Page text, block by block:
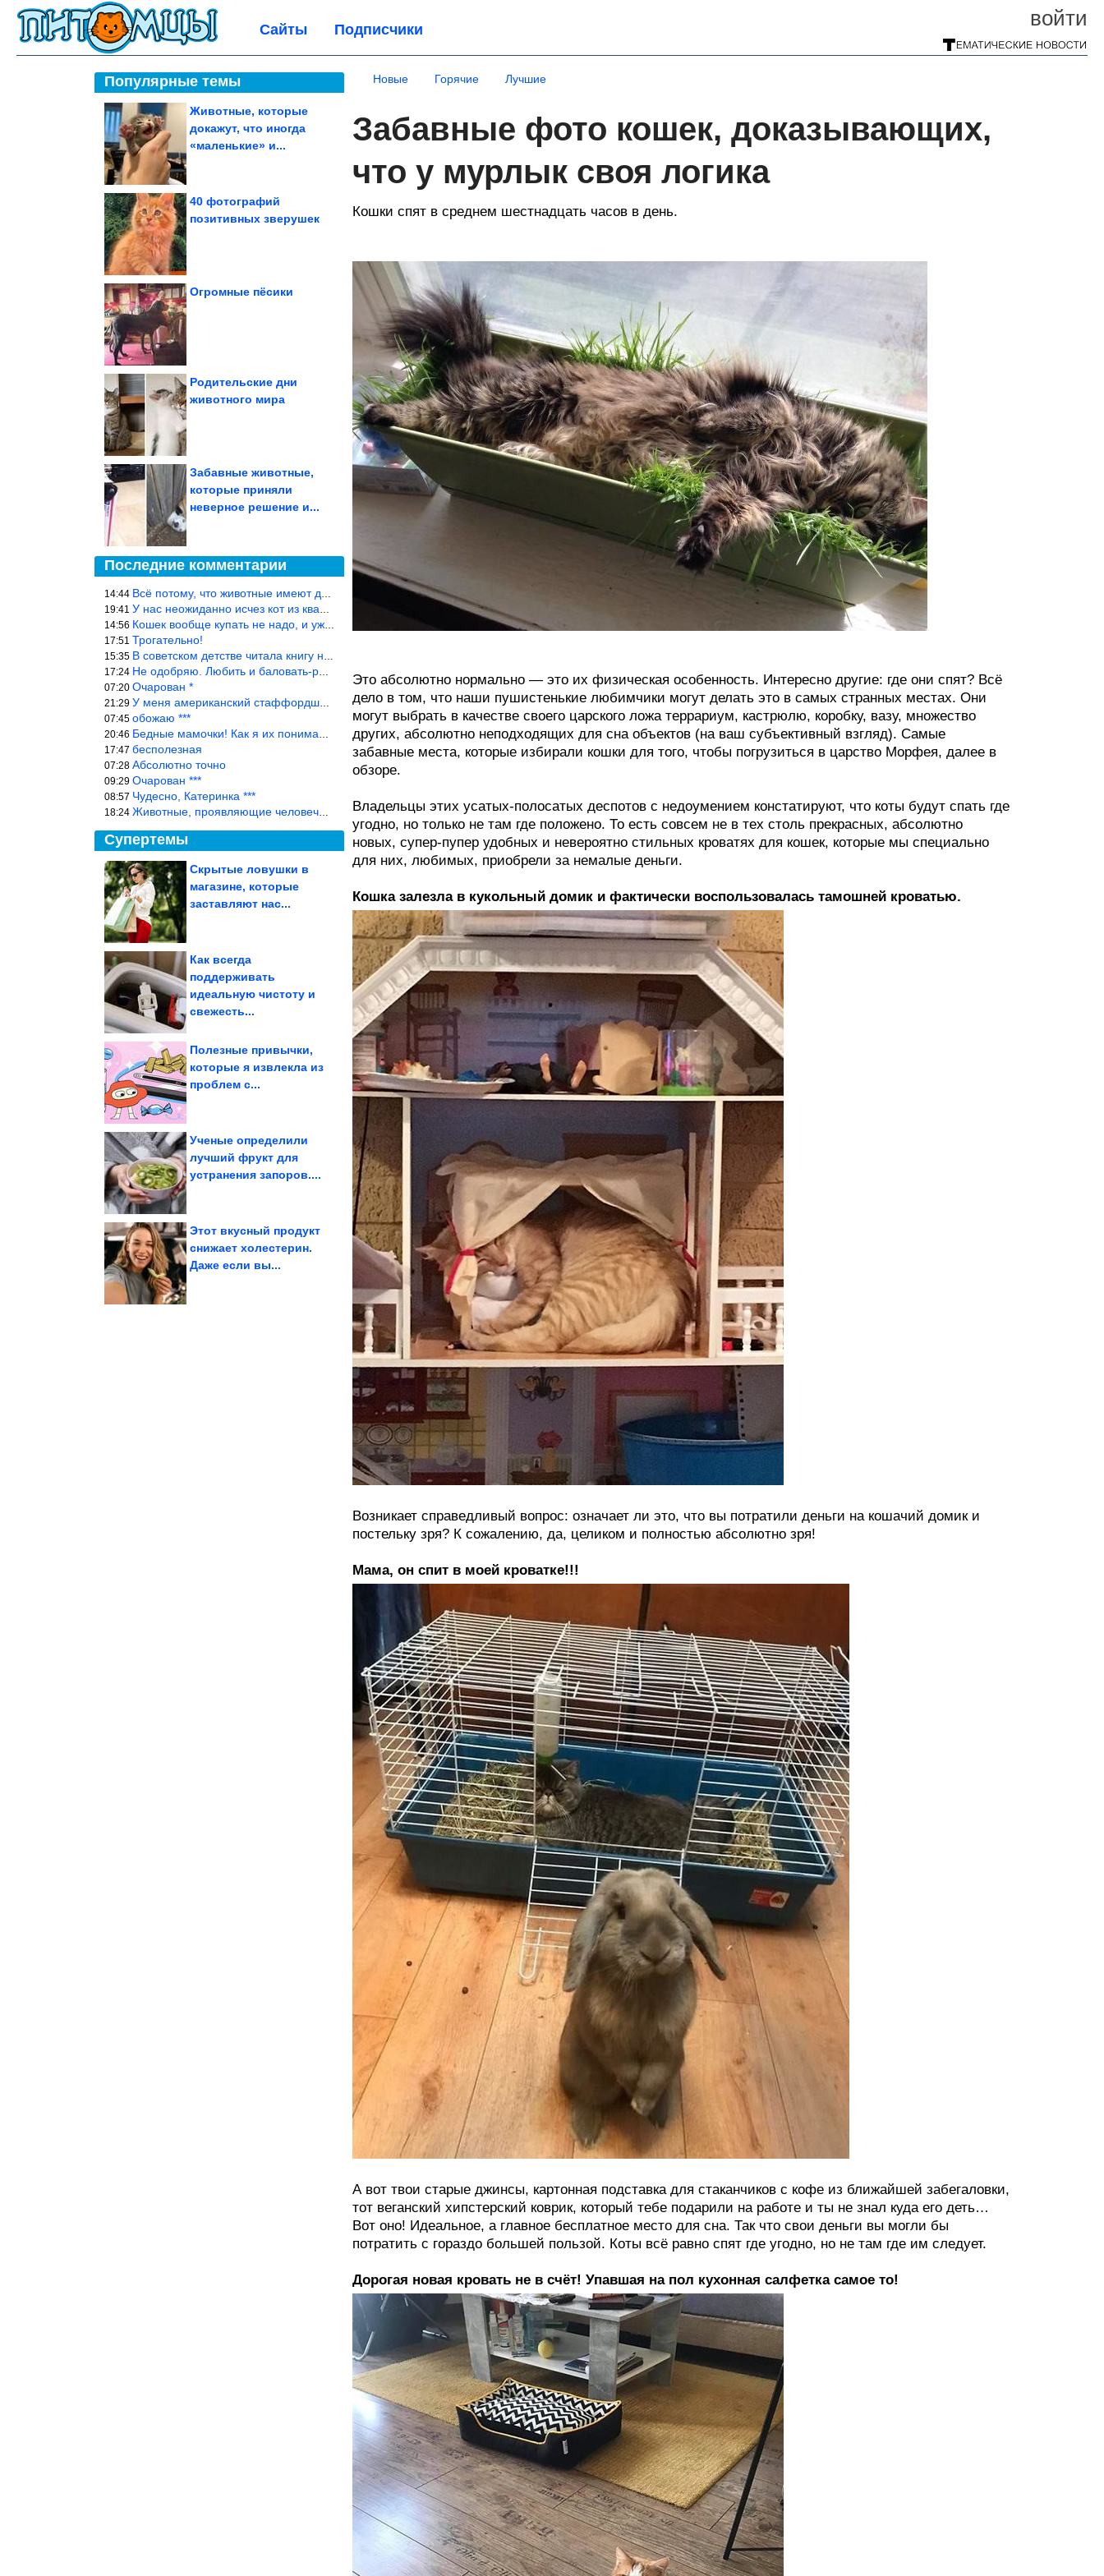
войти
Сайты Подписчики
Популярные темы
Животные, которые
докажут, что иногда
«маленькие» и...
40 фотографий
позитивных зверушек
Огромные пёсики
Родительские дни
животного мира
Забавные животные,
которые приняли
неверное решение и...
Последние комментарии
14:44 Всё потому, что животные имеют доступ к кухне. Всю жизнь живу с
19:41 У нас неожиданно исчез кот из квартиры, мы с мужем искали повсюд
14:56 Кошек вообще купать не надо, и уж тем более, еженедельно, как лю
17:51 Трогательно!
15:35 В советском детстве читала книгу не то «Серая сова», не то ещё к
17:24 Не одобряю. Любить и баловать-разные вещи. Хоть детей, хоть коше
07:20 Очарован *
21:29 У меня американский стаффордширский терьер, ей 4,5 года, но ни р
07:45 обожаю ***
20:46 Бедные мамочки! Как я их понимаю…
17:47 бесполезная
07:28 Абсолютно точно
09:29 Очарован ***
08:57 Чудесно, Катеринка ***
18:24 Животные, проявляющие человеческие чувства, на фоне озверевших д
Супертемы
Скрытые ловушки в
магазине, которые
заставляют нас...
5 малоизвестных, но
планеты, от...
Как всегда
поддерживать
идеальную чистоту и
свежесть...
Полезные привычки,
которые я извлекла из
проблем с...
Ученые определили
лучший фрукт для
устранения запоров....
Записка последней
Этот вкусный продукт
снижает холестерин.
Даже если вы...
теперь готовлю этот
салат каждую...
Новые Горячие Лучшие
Забавные фото кошек, доказывающих,
что у мурлык своя логика
Кошки спят в среднем шестнадцать часов в день.
Это абсолютно нормально — это их физическая особенность. Интересно другие: где они спят? Всё
дело в том, что наши пушистенькие любимчики могут делать это в самых странных местах. Они
могут выбрать в качестве своего царского ложа террариум, кастрюлю, коробку, вазу, множество
других, абсолютно неподходящих для сна объектов (на ваш субъективный взгляд). Самые
забавные места, которые избирали кошки для того, чтобы погрузиться в царство Морфея, далее в
обзоре.
Владельцы этих усатых-полосатых деспотов с недоумением констатируют, что коты будут спать где
угодно, но только не там где положено. То есть совсем не в тех столь прекрасных, абсолютно
новых, супер-пупер удобных и невероятно стильных кроватях для кошек, которые мы специально
для них, любимых, приобрели за немалые деньги.
Кошка залезла в кукольный домик и фактически воспользовалась тамошней кроватью.
Возникает справедливый вопрос: означает ли это, что вы потратили деньги на кошачий домик и
постельку зря? К сожалению, да, целиком и полностью абсолютно зря!
Мама, он спит в моей кроватке!!!
А вот твои старые джинсы, картонная подставка для стаканчиков с кофе из ближайшей забегаловки,
тот веганский хипстерский коврик, который тебе подарили на работе и ты не знал куда его деть…
Вот оно! Идеальное, а главное бесплатное место для сна. Так что свои деньги вы могли бы
потратить с гораздо большей пользой. Коты всё равно спят где угодно, но не там где им следует.
Дорогая новая кровать не в счёт! Упавшая на пол кухонная салфетка самое то!